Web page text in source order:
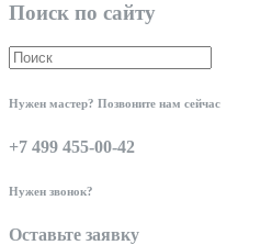
Поиск по сайту
Нужен мастер? Позвоните нам сейчас
+7 499 455-00-42
Нужен звонок?
Оставьте заявку